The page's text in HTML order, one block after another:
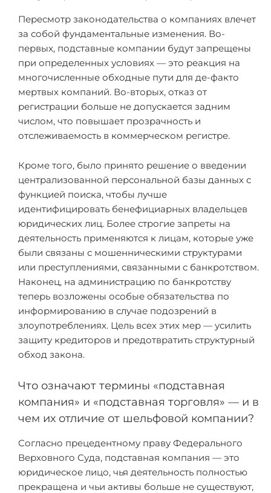
Пересмотр законодательства о компаниях влечет
за собой фундаментальные изменения. Во-
первых, подставные компании будут запрещены
при определенных условиях — это реакция на
многочисленные обходные пути для де-факто
мертвых компаний. Во-вторых, отказ от
регистрации больше не допускается задним
числом, что повышает прозрачность и
отслеживаемость в коммерческом регистре.
Кроме того, было принято решение о введении
централизованной персональной базы данных с
функцией поиска, чтобы лучше
идентифицировать бенефициарных владельцев
юридических лиц. Более строгие запреты на
деятельность применяются к лицам, которые уже
были связаны с мошенническими структурами
или преступлениями, связанными с банкротством.
Наконец, на администрацию по банкротству
теперь возложены особые обязательства по
информированию в случае подозрений в
злоупотреблениях. Цель всех этих мер — усилить
защиту кредиторов и предотвратить структурный
обход закона.
Что означают термины «подставная
компания» и «подставная торговля» — и в
чем их отличие от шельфовой компании?
Согласно прецедентному праву Федерального
Верховного Суда, подставная компания — это
юридическое лицо, чья деятельность полностью
прекращена и чьи активы больше не существуют,